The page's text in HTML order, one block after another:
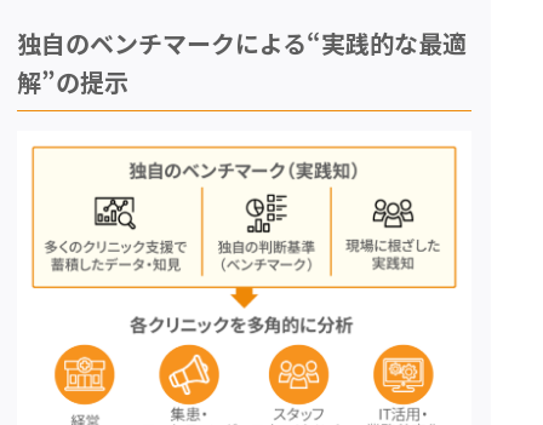
独自のベンチマークによる“実践的な最適
解”の提示